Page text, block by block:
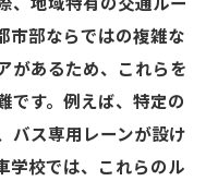
、地域特有の交通ルー
市部ならではの複雑な
があるため、これらを
です。例えば、特定の
バス専用レーンが設け
学校では、これらのル